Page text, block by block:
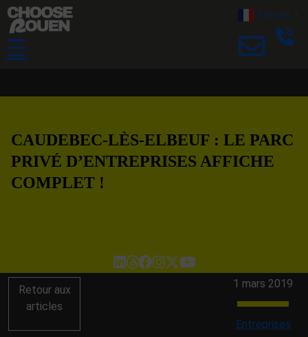
☰
French
CAUDEBEC-LÈS-ELBEUF : LE PARC
PRIVÉ D’ENTREPRISES AFFICHE
COMPLET !
Retour aux
articles
1 mars 2019
Entreprises